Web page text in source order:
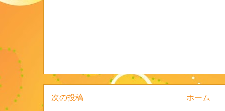
次の投稿 ホーム